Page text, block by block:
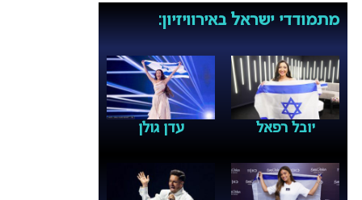
מתמודדי ישראל באירוויזיון:
יובל רפאל עדן גולן